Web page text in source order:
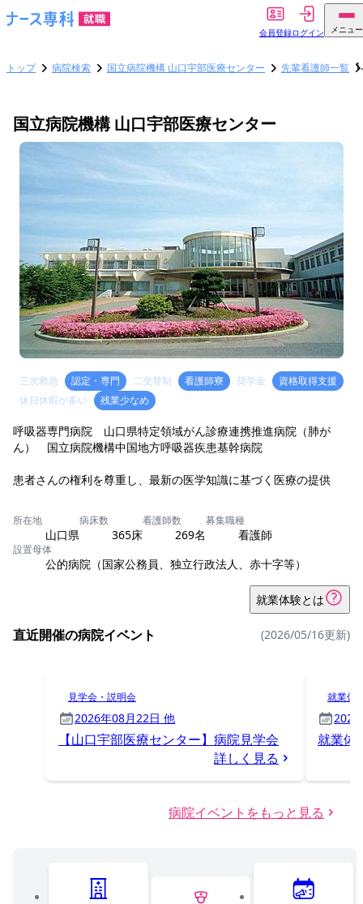
会員登録ログイン メニュー
トップ 病院検索 国立病院機構 山口宇部医療センター 先輩看護師一覧
国立病院機構 山口宇部医療センター
三次救急 認定・専門 二交替制 看護師寮 奨学金
資格取得支援
休日休暇が多い
残業少なめ
呼吸器専門病院 山口県特定領域がん診療連携推進病院（肺が
ん） 国立病院機構中国地方呼吸器疾患基幹病院
患者さんの権利を尊重し、最新の医学知識に基づく医療の提供
所在地
山口県
病床数
365床
看護師数
269名
募集職種
看護師
設置母体
公的病院（国家公務員、独立行政法人、赤十字等）
就業体験とは
直近開催の病院イベント (2026/05/16更新)
見学会・説明会
2026年08月22日 他
【山口宇部医療センター】病院見学会
詳しく見る
就業体
2026
就業体
病院イベントをもっと見る